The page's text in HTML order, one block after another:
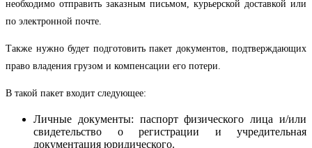
необходимо отправить заказным письмом, курьерской доставкой или
по электронной почте.
Также нужно будет подготовить пакет документов, подтверждающих
право владения грузом и компенсации его потери.
В такой пакет входит следующее:
Личные документы: паспорт физического лица и/или
свидетельство о регистрации и учредительная
документация юридического.